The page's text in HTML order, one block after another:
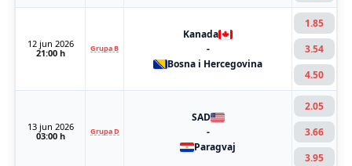
12 jun 2026
21:00 h
Grupa B
Kanada
-
Bosna i Hercegovina
1.85
3.54
4.50
13 jun 2026
03:00 h
Grupa D
SAD
-
Paragvaj
2.05
3.66
3.95